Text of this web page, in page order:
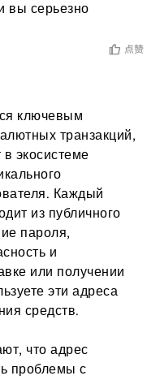
вы серьезно
点赞
ключевым
транзакций,
в экосистеме
Каждый
из публичного
пароля,
и
или получении
эти адреса
средств.
что адрес
проблемы с